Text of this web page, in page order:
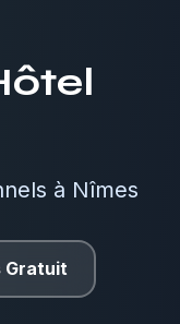
à Nîmes
Gratuit